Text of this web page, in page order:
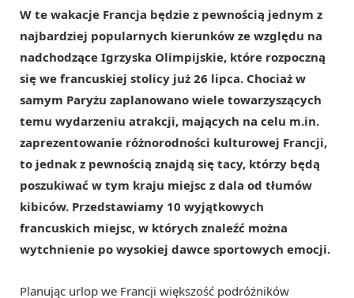
W te wakacje Francja będzie z pewnością jednym z
najbardziej popularnych kierunków ze względu na
nadchodzące Igrzyska Olimpijskie, które rozpoczną
się we francuskiej stolicy już 26 lipca. Chociaż w
samym Paryżu zaplanowano wiele towarzyszących
temu wydarzeniu atrakcji, mających na celu m.in.
zaprezentowanie różnorodności kulturowej Francji,
to jednak z pewnością znajdą się tacy, którzy będą
poszukiwać w tym kraju miejsc z dala od tłumów
kibiców. Przedstawiamy 10 wyjątkowych
francuskich miejsc, w których znaleźć można
wytchnienie po wysokiej dawce sportowych emocji.
Planując urlop we Francji większość podróżników